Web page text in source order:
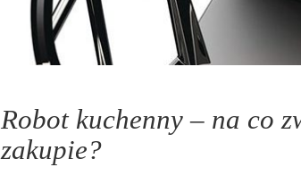
Robot kuchenny – na co
zakupie?